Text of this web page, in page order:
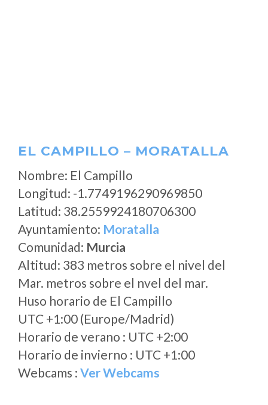
EL CAMPILLO – MORATALLA
Nombre: El Campillo
Longitud: -1.7749196290969850
Latitud: 38.2559924180706300
Ayuntamiento: Moratalla
Comunidad: Murcia
Altitud: 383 metros sobre el nivel del
Mar. metros sobre el nvel del mar.
Huso horario de El Campillo
UTC +1:00 (Europe/Madrid)
Horario de verano : UTC +2:00
Horario de invierno : UTC +1:00
Webcams : Ver Webcams